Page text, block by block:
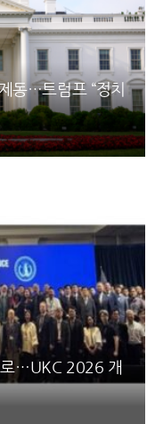
동…트럼프 “정치
로…UKC 2026 개